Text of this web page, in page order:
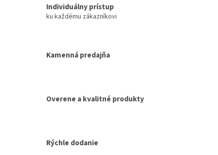
Individuálny prístup
ku každému zákazníkovi
Kamenná predajňa
Overene a kvalitné produkty
Rýchle dodanie